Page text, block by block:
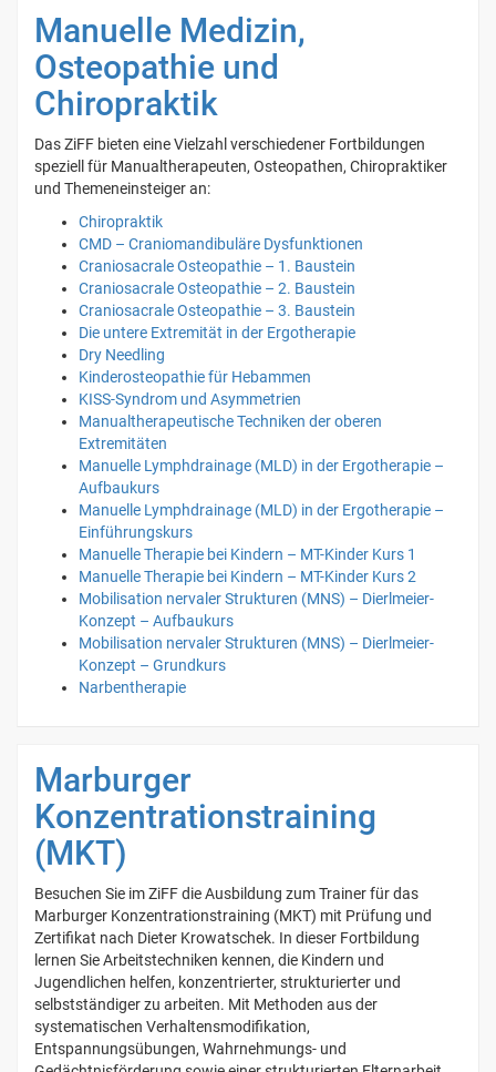
Manuelle Medizin,
Osteopathie und
Chiropraktik
Das ZiFF bieten eine Vielzahl verschiedener Fortbildungen
speziell für Manualtherapeuten, Osteopathen, Chiropraktiker
und Themeneinsteiger an:
Chiropraktik
CMD – Craniomandibuläre Dysfunktionen
Craniosacrale Osteopathie – 1. Baustein
Craniosacrale Osteopathie – 2. Baustein
Craniosacrale Osteopathie – 3. Baustein
Die untere Extremität in der Ergotherapie
Dry Needling
Kinderosteopathie für Hebammen
KISS-Syndrom und Asymmetrien
Manualtherapeutische Techniken der oberen
Extremitäten
Manuelle Lymphdrainage (MLD) in der Ergotherapie –
Aufbaukurs
Manuelle Lymphdrainage (MLD) in der Ergotherapie –
Einführungskurs
Manuelle Therapie bei Kindern – MT-Kinder Kurs 1
Manuelle Therapie bei Kindern – MT-Kinder Kurs 2
Mobilisation nervaler Strukturen (MNS) – Dierlmeier-
Konzept – Aufbaukurs
Mobilisation nervaler Strukturen (MNS) – Dierlmeier-
Konzept – Grundkurs
Narbentherapie
Marburger
Konzentrationstraining
(MKT)
Besuchen Sie im ZiFF die Ausbildung zum Trainer für das
Marburger Konzentrationstraining (MKT) mit Prüfung und
Zertifikat nach Dieter Krowatschek. In dieser Fortbildung
lernen Sie Arbeitstechniken kennen, die Kindern und
Jugendlichen helfen, konzentrierter, strukturierter und
selbstständiger zu arbeiten. Mit Methoden aus der
systematischen Verhaltensmodifikation,
Entspannungsübungen, Wahrnehmungs- und